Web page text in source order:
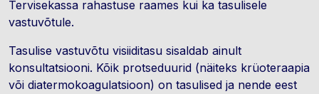
Tervisekassa rahastuse raames kui ka tasulisele
vastuvõtule.
Tasulise vastuvõtu visiiditasu sisaldab ainult
konsultatsiooni. Kõik protseduurid (näiteks krüoteraapia
või diatermokoagulatsioon) on tasulised ja nende eest